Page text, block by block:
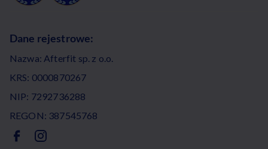
Dane rejestrowe:
Nazwa: Afterfit sp. z o.o.
KRS: 0000870267
NIP: 7292736288
REGON: 387545768